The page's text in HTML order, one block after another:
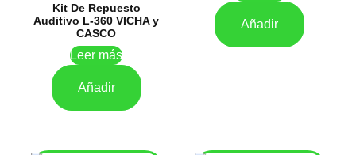
Kit De Repuesto
Auditivo L-360 VICHA y
CASCO
Leer más
Añadir
Añadir